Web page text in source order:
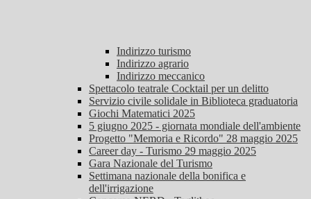
Indirizzo turismo
Indirizzo agrario
Indirizzo meccanico
Spettacolo teatrale Cocktail per un delitto
Servizio civile solidale in Biblioteca graduatoria
Giochi Matematici 2025
5 giugno 2025 - giornata mondiale dell'ambiente
Progetto "Memoria e Ricordo" 28 maggio 2025
Career day - Turismo 29 maggio 2025
Gara Nazionale del Turismo
Settimana nazionale della bonifica e
dell'irrigazione